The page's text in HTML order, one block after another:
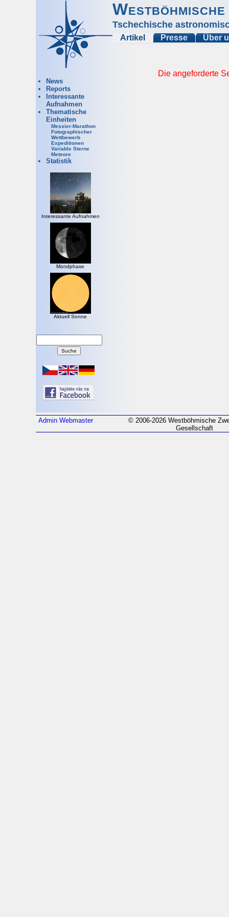
Tschechische
Artikel Presse Über
News
Reports
Interessante
Aufnahmen
Thematische
Einheiten
Messier-Marathon
Fotographischer
Wettbewerb
Expeditionen
Variable Sterne
Meteore
Statistik
Interessante Aufnahmen
Mondphase
Aktuell Sonne
Die angeforderte
Admin Webmaster
© 2006-2026 Westböhmische
Gesellschaft